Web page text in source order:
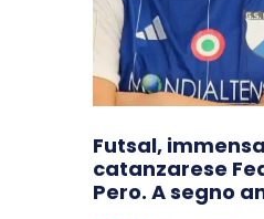
Futsal,
catanzarese
Pero. A segno